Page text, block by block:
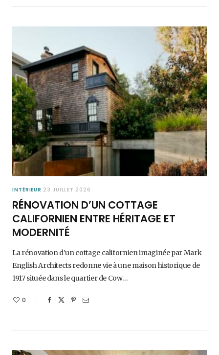
INTÉRIEUR 23 JUILLET 2026
RÉNOVATION D’UN COTTAGE
CALIFORNIEN ENTRE HÉRITAGE ET
MODERNITÉ
La rénovation d’un cottage californien imaginée par Mark
English Architects redonne vie à une maison historique de
1917 située dans le quartier de Cow…
0